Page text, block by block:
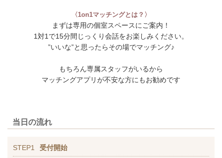
〈1on1マッチングとは？〉
まずは専用の個室スペースにご案内！
1対1で15分間じっくり会話をお楽しみください。
”いいな”と思ったらその場でマッチング♪
もちろん専属スタッフがいるから
マッチングアプリが不安な方にもお勧めです
当日の流れ
STEP1 受付開始